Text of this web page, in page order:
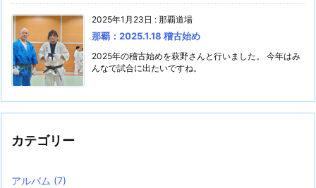
2025年1月23日 : 那覇道場
那覇：2025.1.18 稽古始め
2025年の稽古始めを萩野さんと行いました。 今年はみ
んなで試合に出たいですね。
カテゴリー
アルバム (7)